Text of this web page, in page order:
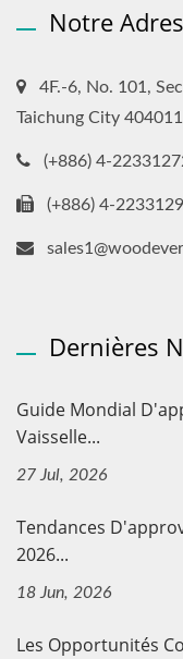
Notre
4F.-6, No. 101,
Taichung City
(+886) 4-
(+886) 4-
Dernières
Guide Mondial
Vaisselle...
27 Jul, 2026
Tendances
2026...
18 Jun, 2026
Les Opportunités